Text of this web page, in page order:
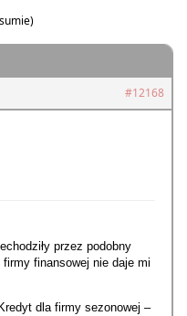
#12168
przez podobny
finansowej nie daje mi
dla firmy sezonowej –